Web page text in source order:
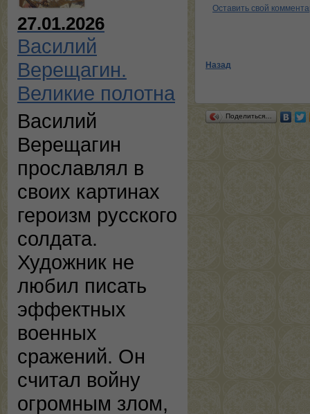
27.01.2026
Василий
Верещагин.
Великие полотна
Василий
Верещагин
прославлял в
своих картинах
героизм русского
солдата.
Художник не
любил писать
эффектных
военных
сражений. Он
считал войну
огромным злом,
Оставить свой
Назад
Поделиться…